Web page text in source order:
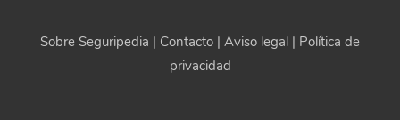
Sobre Seguripedia | Contacto | Aviso legal | Política de
privacidad